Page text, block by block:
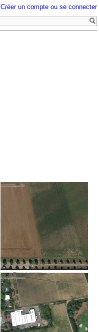
Créer un compte ou se connecter